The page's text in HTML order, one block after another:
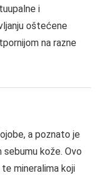
i
oštećene
na razne
a poznato je
kože. Ovo
mineralima koji